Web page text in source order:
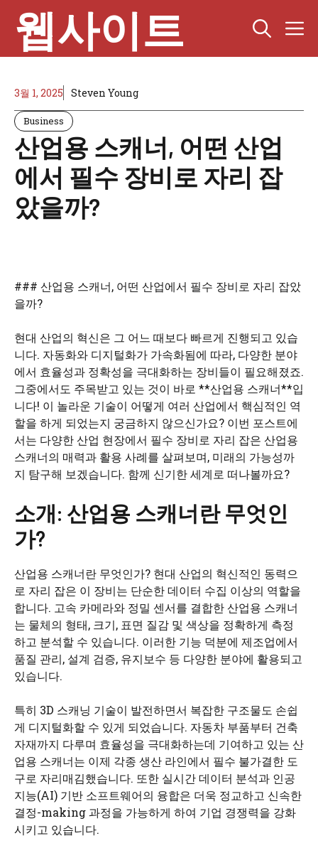
content
웹사이트
3월 1, 2025 Steven Young
Business
산업용 스캐너, 어떤 산업
에서 필수 장비로 자리 잡
았을까?
### 산업용 스캐너, 어떤 산업에서 필수 장비로 자리 잡았
을까?
현대 산업의 혁신은 그 어느 때보다 빠르게 진행되고 있습
니다. 자동화와 디지털화가 가속화됨에 따라, 다양한 분야
에서 효율성과 정확성을 극대화하는 장비들이 필요해졌죠.
그중에서도 주목받고 있는 것이 바로 **산업용 스캐너**입
니다! 이 놀라운 기술이 어떻게 여러 산업에서 핵심적인 역
할을 하게 되었는지 궁금하지 않으신가요? 이번 포스트에
서는 다양한 산업 현장에서 필수 장비로 자리 잡은 산업용
스캐너의 매력과 활용 사례를 살펴보며, 미래의 가능성까
지 탐구해 보겠습니다. 함께 신기한 세계로 떠나볼까요?
소개: 산업용 스캐너란 무엇인
가?
산업용 스캐너란 무엇인가? 현대 산업의 혁신적인 동력으
로 자리 잡은 이 장비는 단순한 데이터 수집 이상의 역할을
합니다. 고속 카메라와 정밀 센서를 결합한 산업용 스캐너
는 물체의 형태, 크기, 표면 질감 및 색상을 정확하게 측정
하고 분석할 수 있습니다. 이러한 기능 덕분에 제조업에서
품질 관리, 설계 검증, 유지보수 등 다양한 분야에 활용되고
있습니다.
특히 3D 스캐닝 기술이 발전하면서 복잡한 구조물도 손쉽
게 디지털화할 수 있게 되었습니다. 자동차 부품부터 건축
자재까지 다루며 효율성을 극대화하는데 기여하고 있는 산
업용 스캐너는 이제 각종 생산 라인에서 필수 불가결한 도
구로 자리매김했습니다. 또한 실시간 데이터 분석과 인공
지능(AI) 기반 소프트웨어의 융합은 더욱 정교하고 신속한
결정-making 과정을 가능하게 하여 기업 경쟁력을 강화
시키고 있습니다.